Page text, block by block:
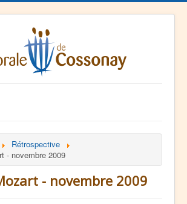
Rétrospective
- novembre 2009
- novembre 2009